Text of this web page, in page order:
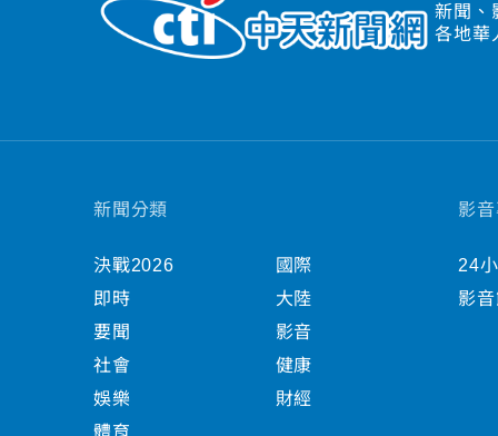
新聞、
各地華
新聞分類
決戰2026
即時
要聞
社會
娛樂
體育
國際
大陸
影音
健康
財經
影
24
影音